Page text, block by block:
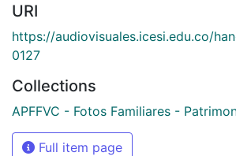
URI
https://audiovisuales.icesi.edu.co/
0127
Collections
APFFVC - Fotos Familiares -
Full item page